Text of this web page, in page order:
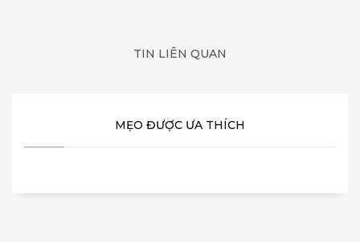
TIN LIÊN QUAN
MẸO ĐƯỢC ƯA THÍCH